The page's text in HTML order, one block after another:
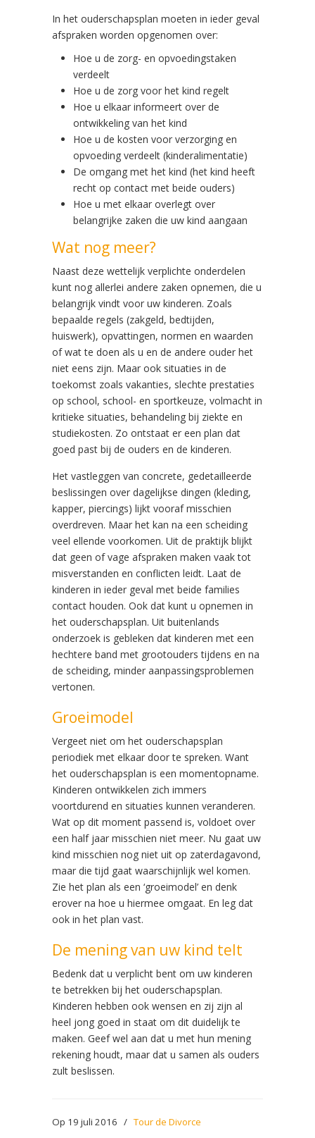
In het ouderschapsplan moeten in ieder geval
afspraken worden opgenomen over:
Hoe u de zorg- en opvoedingstaken
verdeelt
Hoe u de zorg voor het kind regelt
Hoe u elkaar informeert over de
ontwikkeling van het kind
Hoe u de kosten voor verzorging en
opvoeding verdeelt (kinderalimentatie)
De omgang met het kind (het kind heeft
recht op contact met beide ouders)
Hoe u met elkaar overlegt over
belangrijke zaken die uw kind aangaan
Wat nog meer?
Naast deze wettelijk verplichte onderdelen
kunt nog allerlei andere zaken opnemen, die u
belangrijk vindt voor uw kinderen. Zoals
bepaalde regels (zakgeld, bedtijden,
huiswerk), opvattingen, normen en waarden
of wat te doen als u en de andere ouder het
niet eens zijn. Maar ook situaties in de
toekomst zoals vakanties, slechte prestaties
op school, school- en sportkeuze, volmacht in
kritieke situaties, behandeling bij ziekte en
studiekosten. Zo ontstaat er een plan dat
goed past bij de ouders en de kinderen.
Het vastleggen van concrete, gedetailleerde
beslissingen over dagelijkse dingen (kleding,
kapper, piercings) lijkt vooraf misschien
overdreven. Maar het kan na een scheiding
veel ellende voorkomen. Uit de praktijk blijkt
dat geen of vage afspraken maken vaak tot
misverstanden en conflicten leidt. Laat de
kinderen in ieder geval met beide families
contact houden. Ook dat kunt u opnemen in
het ouderschapsplan. Uit buitenlands
onderzoek is gebleken dat kinderen met een
hechtere band met grootouders tijdens en na
de scheiding, minder aanpassingsproblemen
vertonen.
Groeimodel
Vergeet niet om het ouderschapsplan
periodiek met elkaar door te spreken. Want
het ouderschapsplan is een momentopname.
Kinderen ontwikkelen zich immers
voortdurend en situaties kunnen veranderen.
Wat op dit moment passend is, voldoet over
een half jaar misschien niet meer. Nu gaat uw
kind misschien nog niet uit op zaterdagavond,
maar die tijd gaat waarschijnlijk wel komen.
Zie het plan als een ‘groeimodel’ en denk
erover na hoe u hiermee omgaat. En leg dat
ook in het plan vast.
De mening van uw kind telt
Bedenk dat u verplicht bent om uw kinderen
te betrekken bij het ouderschapsplan.
Kinderen hebben ook wensen en zij zijn al
heel jong goed in staat om dit duidelijk te
maken. Geef wel aan dat u met hun mening
rekening houdt, maar dat u samen als ouders
zult beslissen.
Op 19 juli 2016 / Tour de Divorce